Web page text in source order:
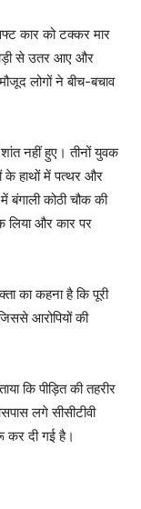
कार को टक्कर मार
से उतर आए और
लोगों ने बीच-बचाव
नहीं हुए। तीनों युवक
के हाथों में पत्थर और
बंगाली कोठी चौक की
लिया और कार पर
का कहना है कि पूरी
आरोपियों की
कि पीड़ित की तहरीर
लगे सीसीटीवी
कर दी गई है।